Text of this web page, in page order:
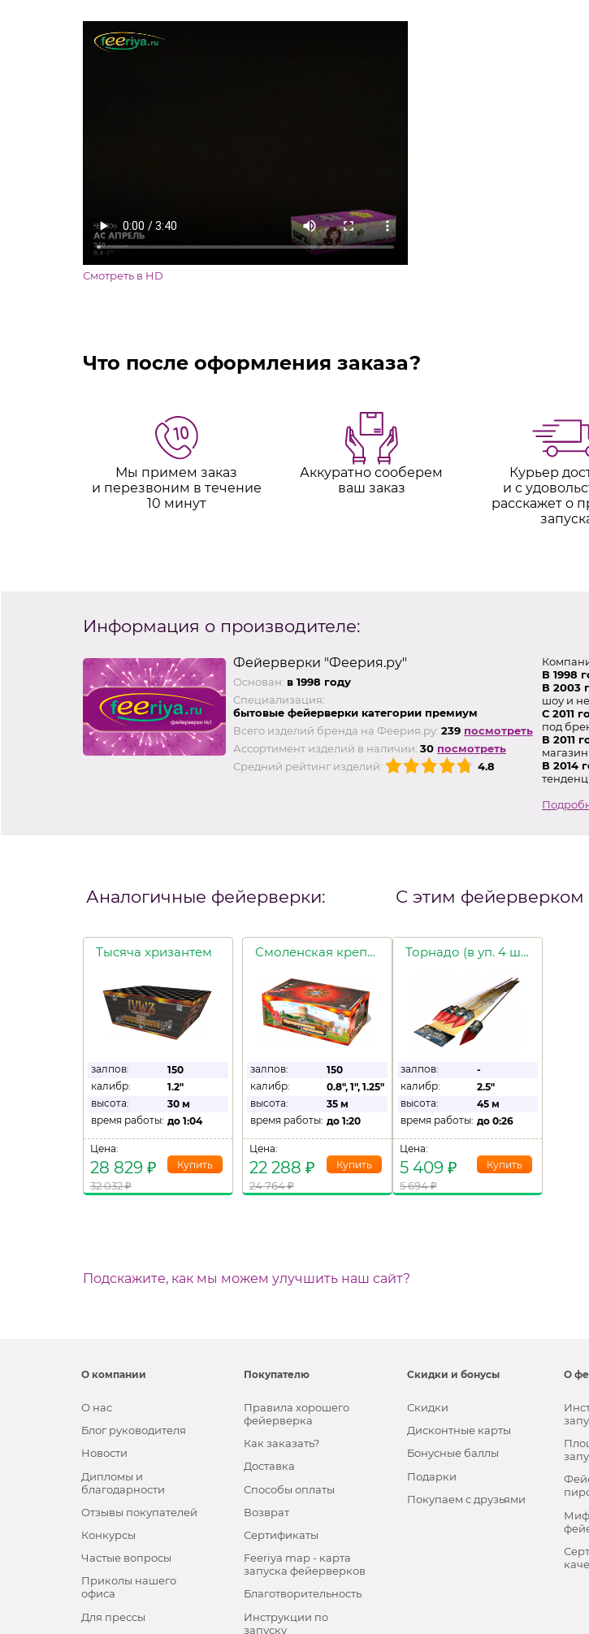
Смотреть в HD
Что после оформления заказа?
Мы примем заказ
и перезвоним в течение
10 минут
Аккуратно сооберем
ваш заказ
Курьер
и с
расскажет о
Информация о производителе:
Фейерверки "Феерия.ру"
Основан: в 1998 году
Специализация:
бытовые фейерверки категории премиум
Всего изделий бренда на Феерия.ру: 239 посмотреть
Ассортимент изделий в наличии: 30 посмотреть
Средний рейтинг изделий:
4.8
В 1998
В 2003
шоу и
С 2011
под
В 2011
В 2014
Аналогичные фейерверки:
Тысяча хризантем
залпов:
150
калибр:
1.2"
высота:
30 м
время работы: до 1:04
Цена:
28 829 ₽
32 032₽
Смоленская крепость
залпов:
150
калибр:
0.8", 1", 1.25"
высота:
35 м
время работы: до 1:20
Цена:
22 288 ₽
24 764₽
С этим фейерверком
Торнадо (в уп. 4 шт.)
залпов:
-
калибр:
2.5"
высота:
45 м
время работы: до 0:26
Цена:
5 409 ₽
5 694₽
Подскажите, как мы можем улучшить наш сайт?
О компании
О нас
Блог руководителя
Новости
Дипломы и
благодарности
Отзывы покупателей
Конкурсы
Частые вопросы
Приколы нашего
офиса
Для прессы
Покупателю
Правила хорошего
фейерверка
Как заказать?
Доставка
Способы оплаты
Возврат
Сертификаты
Feeriya map - карта
запуска фейерверков
Благотворительность
Инструкции по
запуску
Скидки и бонусы
Скидки
Дисконтные карты
Бонусные баллы
Подарки
Покупаем с друзьями
О